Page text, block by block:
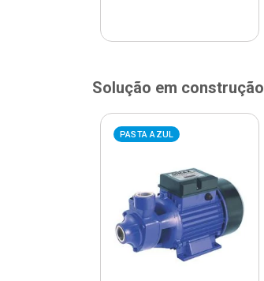
Solução em construção
PASTA AZUL